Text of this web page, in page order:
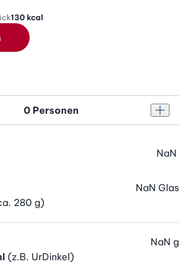
130kcal
NaN
280 g)
NaN Glas
(z.B. UrDinkel)
NaN g